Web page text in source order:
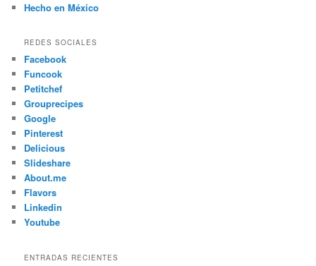
Hecho en México
REDES SOCIALES
Facebook
Funcook
Petitchef
Grouprecipes
Google
Pinterest
Delicious
Slideshare
About.me
Flavors
Linkedin
Youtube
ENTRADAS RECIENTES